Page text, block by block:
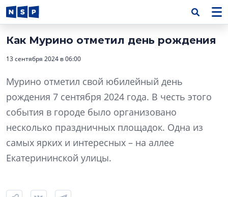
Как Мурино отметил день рождения
13 сентября 2024 в 06:00
Мурино отметил свой юбилейный день
рождения 7 сентября 2024 года. В честь этого
события в городе было организовано
несколько праздничных площадок. Одна из
самых ярких и интересных – на аллее
Екатерининской улицы.